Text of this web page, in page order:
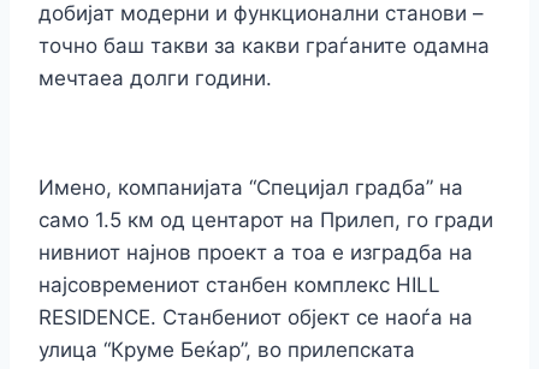
добијат модерни и функционални станови –
точно баш такви за какви граѓаните одамна
мечтаеа долги години.
Имено, компанијата “Специјал градба” на
само 1.5 км од центарот на Прилеп, го гради
нивниот најнов проект а тоа е изградба на
најсовремениот станбен комплекс HILL
RESIDENCE. Станбениот објект се наоѓа на
улица “Круме Беќар”, во прилепската